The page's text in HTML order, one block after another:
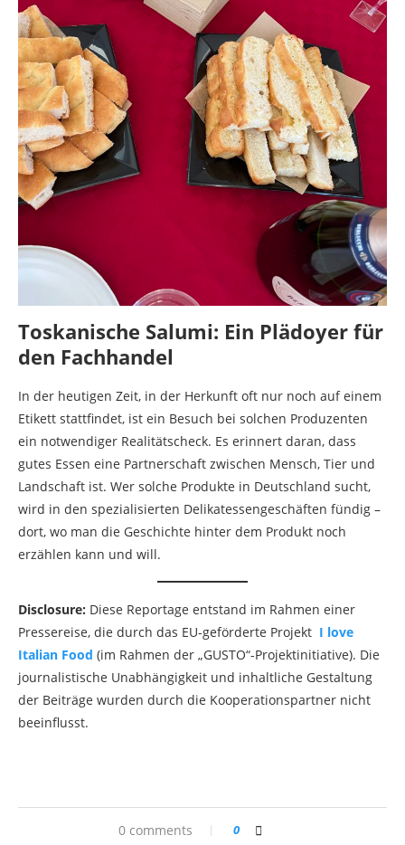
Toskanische Salumi: Ein Plädoyer für
den Fachhandel
In der heutigen Zeit, in der Herkunft oft nur noch auf einem
Etikett stattfindet, ist ein Besuch bei solchen Produzenten
ein notwendiger Realitätscheck. Es erinnert daran, dass
gutes Essen eine Partnerschaft zwischen Mensch, Tier und
Landschaft ist. Wer solche Produkte in Deutschland sucht,
wird in den spezialisierten Delikatessengeschäften fündig –
dort, wo man die Geschichte hinter dem Produkt noch
erzählen kann und will.
Disclosure: Diese Reportage entstand im Rahmen einer
Pressereise, die durch das EU-geförderte Projekt I love
Italian Food (im Rahmen der „GUSTO“-Projektinitiative). Die
journalistische Unabhängigkeit und inhaltliche Gestaltung
der Beiträge wurden durch die Kooperationspartner nicht
beeinflusst.
0 comments 0